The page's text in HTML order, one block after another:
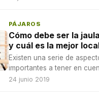
PÁJAROS
Cómo debe ser la
y cuál es la mejor
Existen una serie de
importantes a tener en
garantizar la salud y el
24 junio 2019